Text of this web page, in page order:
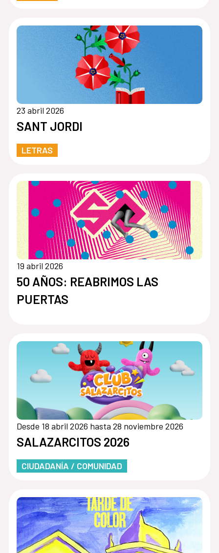
23 abril 2026
SANT JORDI
LETRAS
19 abril 2026
50 AÑOS: REABRIMOS LAS
PUERTAS
Desde 18 abril 2026 hasta 28 noviembre 2026
SALAZARCITOS 2026
CIUDADANÍA / COMUNIDAD